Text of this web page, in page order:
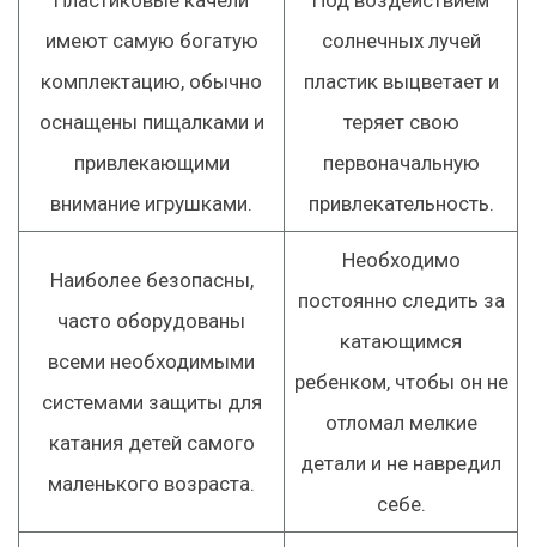
имеют самую богатую
комплектацию, обычно
оснащены пищалками и
привлекающими
внимание игрушками.
солнечных лучей
пластик выцветает и
теряет свою
первоначальную
привлекательность.
Наиболее безопасны,
часто оборудованы
всеми необходимыми
системами защиты для
катания детей самого
маленького возраста.
Необходимо
постоянно следить за
катающимся
ребенком, чтобы он не
отломал мелкие
детали и не навредил
себе.